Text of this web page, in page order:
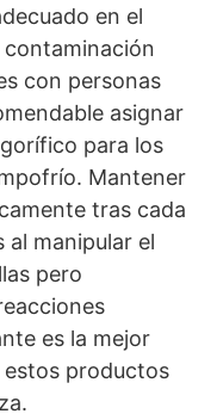
en el
con personas
asignar
para los
Mantener
tras cada
al manipular el
pero
es la mejor
productos